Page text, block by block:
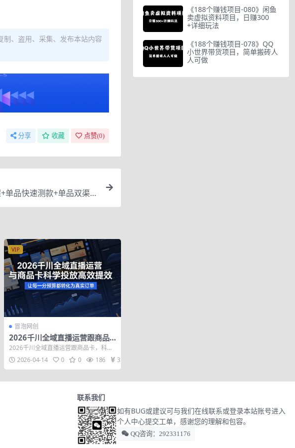
、盗用、采集、发布本站内容
分享 收藏 点赞(0)
单品快速测款+单品双渠放
VIP
冒泡网创
2026千川全域直播运营跟商品
卡，科学投放，高效提效，让每
一分预算都转化为真实订单
2026千川全域直播运营跟商品卡，科学
投放，高效提效，让每一分预算都转化
为真实订...
2026-04-14 0 0 186 33
《188个赚钱项目-080》闲鱼
卖虚拟资料项目，日赚300
+详细玩法
《188个赚钱项目-078》QQ
小世界带货项目，简单搬砖人
人可做
联系我们
如有BUG或建议可与我们在线联系或登录本站账号进入
个人中心提交工单，感谢您的理解和包容。
QQ咨询：292331176